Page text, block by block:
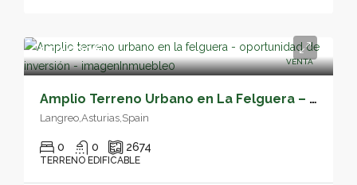
VENTA
150,000€
Amplio Terreno Urbano en La Felguera – Oportunidad de Inversión – 05160
Langreo,Asturias,Spain
0 0 2674
TERRENO EDIFICABLE